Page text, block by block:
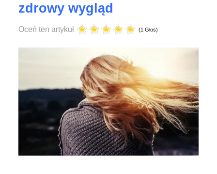
zdrowy wygląd
Oceń ten artykuł (1 Głos)